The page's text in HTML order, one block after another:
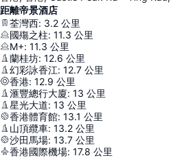
距離帝景酒店
荃灣西: 3.2 公里
國殤之柱: 11.3 公里
M+: 11.3 公里
蘭桂坊: 12.6 公里
幻彩詠香江: 12.7 公里
香港: 12.9 公里
滙豐總行大廈: 13 公里
星光大道: 13 公里
香港體育館: 13.1 公里
山頂纜車: 13.2 公里
沙田馬場: 13.7 公里
香港國際機場: 17.8 公里